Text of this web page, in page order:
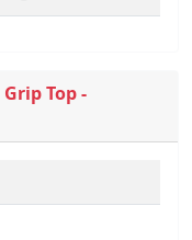
Top -